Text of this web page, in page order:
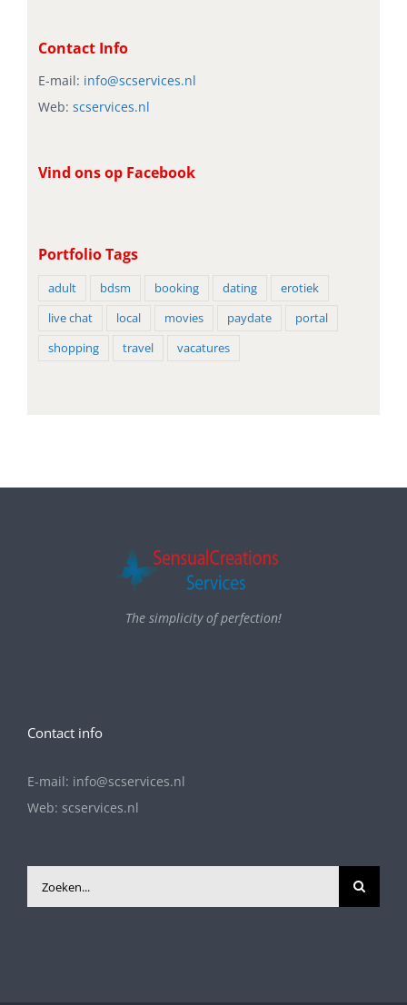
Contact Info
E-mail: info@scservices.nl
Web: scservices.nl
Vind ons op Facebook
Portfolio Tags
adult bdsm booking dating
erotiek
live chat
local movies paydate
portal
shopping
travel vacatures
The simplicity of perfection!
Contact info
E-mail: info@scservices.nl
Web: scservices.nl
Zoeken
naar: